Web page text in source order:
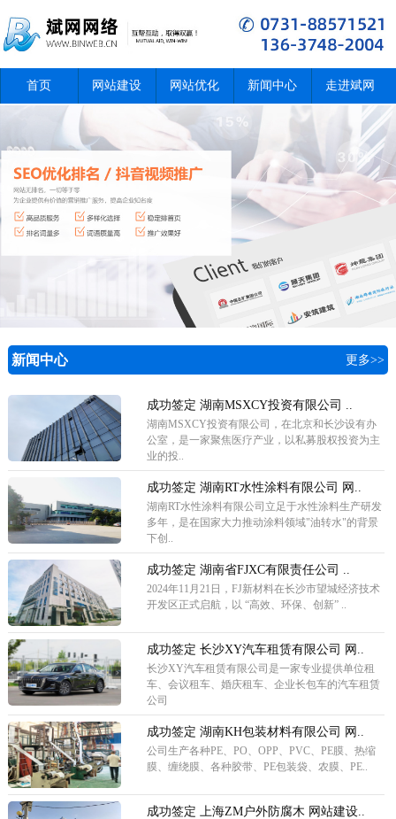
首页 网站建设 网站优化 新闻中心 走进斌网
新闻中心 更多>>
成功签定 湖南MSXCY投资有限公司 ..
湖南MSXCY投资有限公司，在北京和长沙设有办
公室，是一家聚焦医疗产业，以私募股权投资为主
业的投..
成功签定 湖南RT水性涂料有限公司 网..
湖南RT水性涂料有限公司立足于水性涂料生产研发
多年，是在国家大力推动涂料领域"油转水"的背景
下创..
成功签定 湖南省FJXC有限责任公司 ..
2024年11月21日，FJ新材料在长沙市望城经济技术
开发区正式启航，以 “高效、环保、创新” ..
成功签定 长沙XY汽车租赁有限公司 网..
长沙XY汽车租赁有限公司是一家专业提供单位租
车、会议租车、婚庆租车、企业长包车的汽车租赁
公司
成功签定 湖南KH包装材料有限公司 网..
公司生产各种PE、PO、OPP、PVC、PE膜、热缩
膜、缠绕膜、各种胶带、PE包装袋、农膜、PE..
成功签定 上海ZM户外防腐木 网站建设..